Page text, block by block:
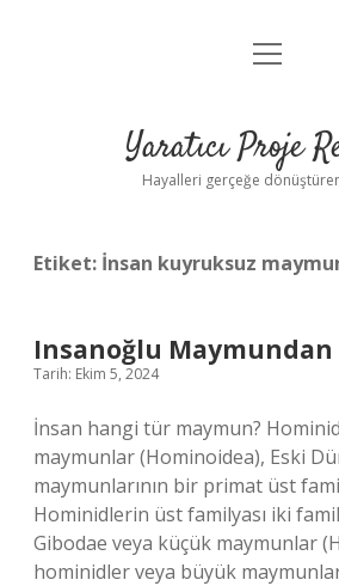
Anasayfa
Yasal Uyarı
menüyü
Yaratıcı Proje
Hayalleri gerçeğe
Etiket: İnsan kuyruksuz
Insanoğlu Maymundan
Tarih: Ekim 5, 2024
İnsan hangi tür maymun?
maymunlar (Hominoidea), Eski
maymunlarının bir primat üst
Hominidlerin üst familyası iki
Gibodae veya küçük maymunlar
hominidler veya büyük